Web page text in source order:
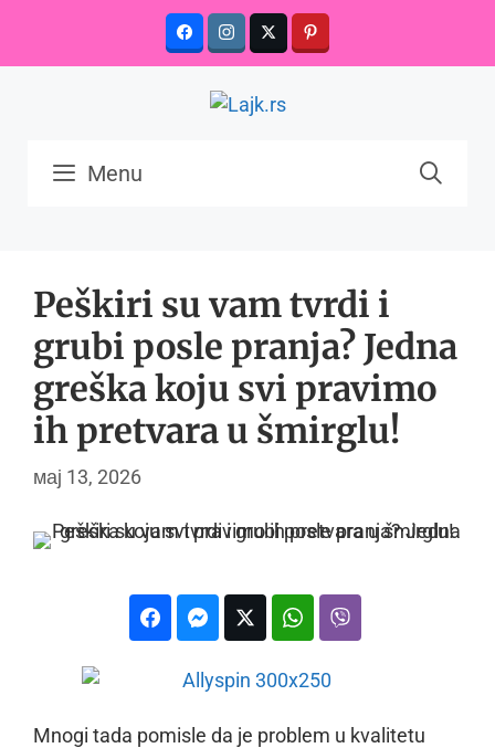
content
Menu
Peškiri su vam tvrdi i
grubi posle pranja? Jedna
greška koju svi pravimo
ih pretvara u šmirglu!
мај 13, 2026
Mnogi tada pomisle da je problem u kvalitetu